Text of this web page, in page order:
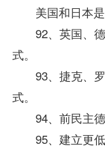
美国和日本是
92、英国、德
式。
93、捷克、罗
式。
94、前民主德
95、建立更低